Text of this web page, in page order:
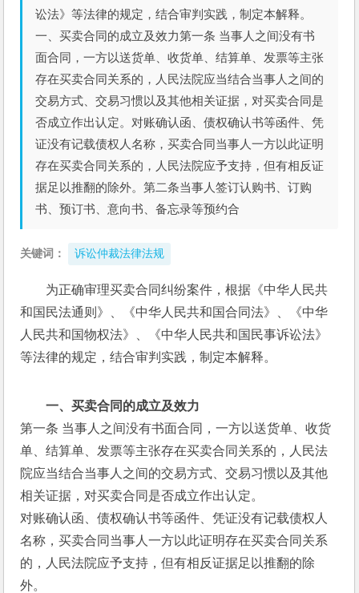
讼法》等法律的规定，结合审判实践，制定本解释。
一、买卖合同的成立及效力第一条 当事人之间没有书
面合同，一方以送货单、收货单、结算单、发票等主张
存在买卖合同关系的，人民法院应当结合当事人之间的
交易方式、交易习惯以及其他相关证据，对买卖合同是
否成立作出认定。对账确认函、债权确认书等函件、凭
证没有记载债权人名称，买卖合同当事人一方以此证明
存在买卖合同关系的，人民法院应予支持，但有相反证
据足以推翻的除外。第二条当事人签订认购书、订购
书、预订书、意向书、备忘录等预约合
关键词： 诉讼仲裁法律法规
为正确审理买卖合同纠纷案件，根据《中华人民共
和国民法通则》、《中华人民共和国合同法》、《中华
人民共和国物权法》、《中华人民共和国民事诉讼法》
等法律的规定，结合审判实践，制定本解释。
一、买卖合同的成立及效力
第一条 当事人之间没有书面合同，一方以送货单、收货
单、结算单、发票等主张存在买卖合同关系的，人民法
院应当结合当事人之间的交易方式、交易习惯以及其他
相关证据，对买卖合同是否成立作出认定。
对账确认函、债权确认书等函件、凭证没有记载债权人
名称，买卖合同当事人一方以此证明存在买卖合同关系
的，人民法院应予支持，但有相反证据足以推翻的除
外。